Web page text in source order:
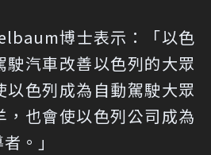
博士表示：「以色
汽車改善以色列的大眾
以色列成為自動駕駛大眾
，也會使以色列公司成為
。」